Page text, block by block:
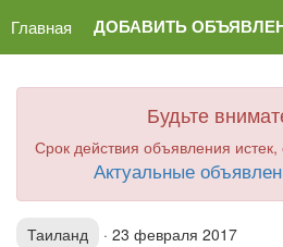
Главная ДОБАВИТЬ
Будьте
Срок действия объявления
Актуальные
Таиланд · 23 февраля 2017